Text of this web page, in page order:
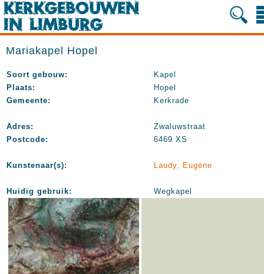
Mariakapel Hopel
Soort gebouw:
Kapel
Plaats:
Hopel
Gemeente:
Kerkrade
Adres:
Zwaluwstraat
Postcode:
6469 XS
Kunstenaar(s): Laudy, Eugène
Huidig gebruik: Wegkapel